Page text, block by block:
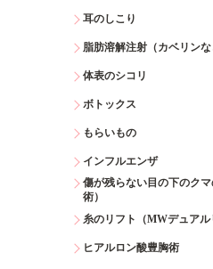
耳のしこり
脂肪溶解注射（カベリンな
体表のシコリ
ボトックス
もらいもの
インフルエンザ
傷が残らない目の下のク
術）
糸のリフト（MWデュアル
ヒアルロン酸豊胸術